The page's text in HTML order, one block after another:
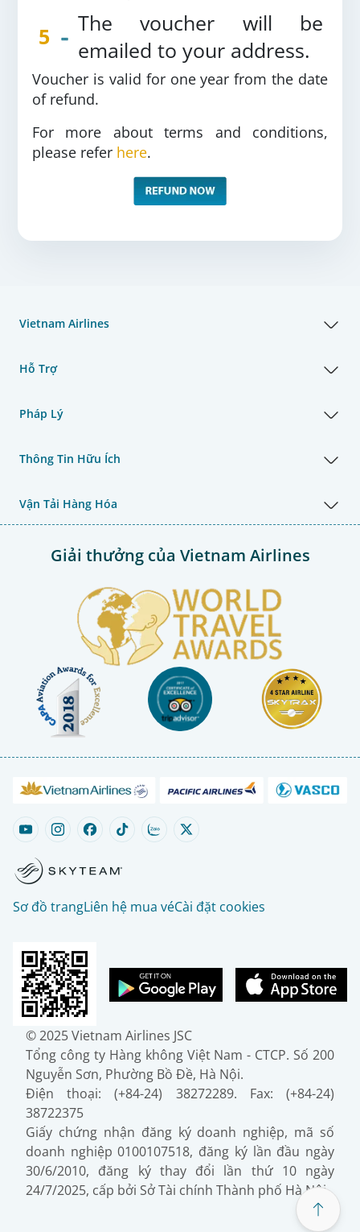
5
The voucher will be
emailed to your address.
Voucher is valid for one year from the date
of refund.
For more about terms and conditions,
please refer here.
Vietnam Airlines
Hỗ Trợ
Pháp Lý
Thông Tin Hữu Ích
Vận Tải Hàng Hóa
Giải thưởng của Vietnam Airlines
Sơ đồ trangLiên hệ mua véCài đặt cookies
© 2025 Vietnam Airlines JSC
Tổng công ty Hàng không Việt Nam - CTCP. Số 200
Nguyễn Sơn, Phường Bồ Đề, Hà Nội.
Điện thoại: (+84-24) 38272289. Fax: (+84-24)
38722375
Giấy chứng nhận đăng ký doanh nghiệp, mã số
doanh nghiệp 0100107518, đăng ký lần đầu ngày
30/6/2010, đăng ký thay đổi lần thứ 10 ngày
24/7/2025, cấp bởi Sở Tài chính Thành phố Hà Nội.